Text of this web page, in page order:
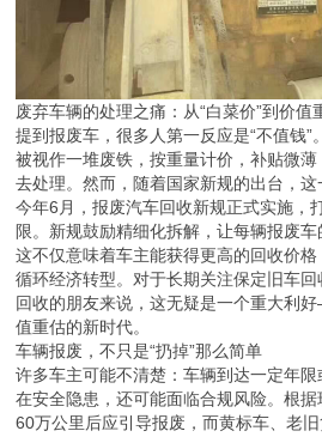
废弃车辆的处理之痛：从“白菜价”到价值
提到报废车，很多人第一反应是“不值钱”
被视作一堆废铁，按重量计价，补贴微
去处理。然而，随着国家新规的出台，这
今年6月，报废汽车回收新规正式实施，
限。新规鼓励精细化拆解，让每辆报废车
这不仅意味着车主能获得更高的回收价格
循环经济转型。对于长期关注保定旧车
回收的朋友来说，这无疑是一个重大利
值重估的新时代。
车辆报废，不只是“扔掉”那么简单
许多车主可能不清楚：车辆到达一定年
在安全隐患，还可能面临合规风险。根
60万公里后应引导报废，而黄标车、老